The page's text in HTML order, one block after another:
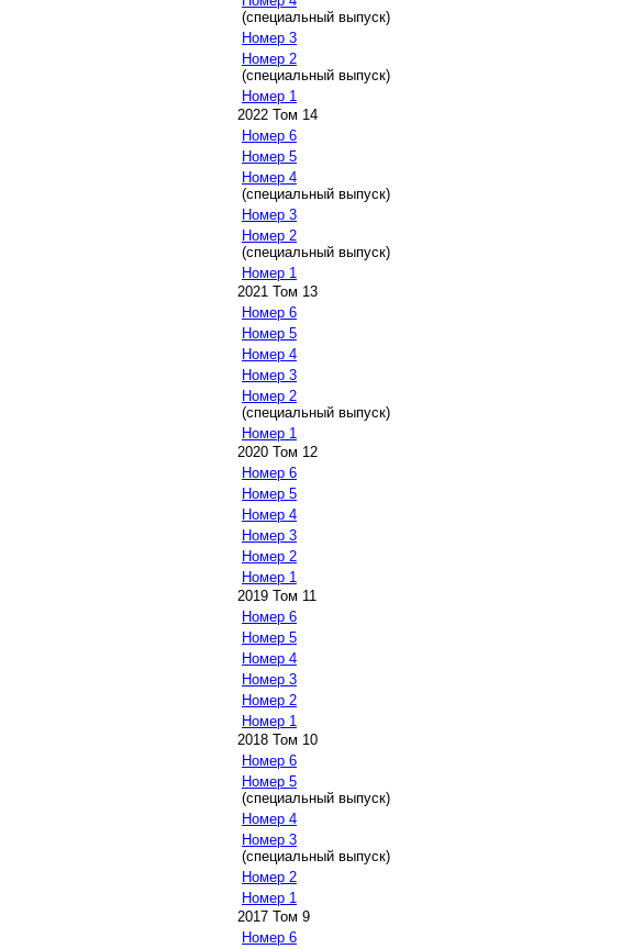
(специальный выпуск)
Номер 3
Номер 2
(специальный выпуск)
Номер 1
2022 Том 14
Номер 6
Номер 5
Номер 4
(специальный выпуск)
Номер 3
Номер 2
(специальный выпуск)
Номер 1
2021 Том 13
Номер 6
Номер 5
Номер 4
Номер 3
Номер 2
(специальный выпуск)
Номер 1
2020 Том 12
Номер 6
Номер 5
Номер 4
Номер 3
Номер 2
Номер 1
2019 Том 11
Номер 6
Номер 5
Номер 4
Номер 3
Номер 2
Номер 1
2018 Том 10
Номер 6
Номер 5
(специальный выпуск)
Номер 4
Номер 3
(специальный выпуск)
Номер 2
Номер 1
2017 Том 9
Номер 6